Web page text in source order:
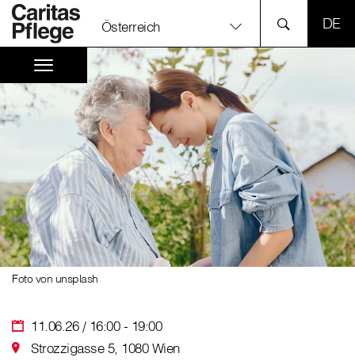
Österreich
11.06.26 / 16:00 - 19:00
Strozzigasse 5, 1080 Wien
Foto von unsplash